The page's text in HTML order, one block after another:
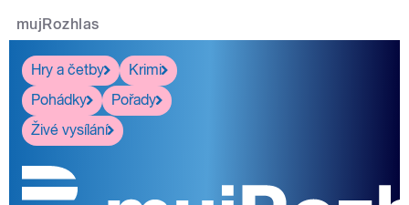
mujRozhlas
Hry a četby
Krimi
Pohádky
Pořady
Živé vysílání